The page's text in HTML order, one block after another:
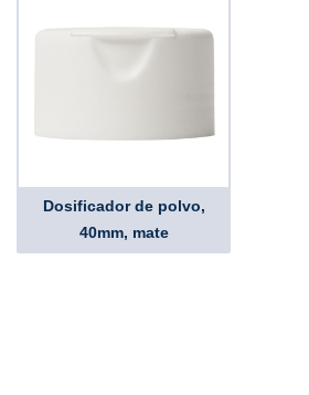
Dosificador de polvo,
40mm, mate